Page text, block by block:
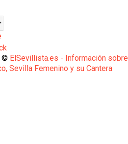
ElSevillista.es - Información sobre
Sevilla Femenino y su Cantera